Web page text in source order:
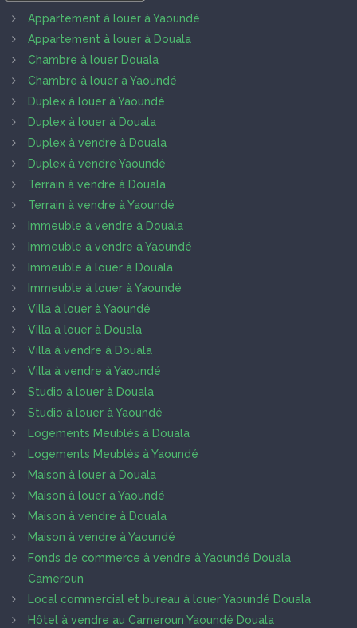
Appartement à louer à Yaoundé
Appartement à louer à Douala
Chambre à louer Douala
Chambre à louer à Yaoundé
Duplex à louer à Yaoundé
Duplex à louer à Douala
Duplex à vendre à Douala
Duplex à vendre Yaoundé
Terrain à vendre à Douala
Terrain à vendre à Yaoundé
Immeuble à vendre à Douala
Immeuble à vendre à Yaoundé
Immeuble à louer à Douala
Immeuble à louer à Yaoundé
Villa à louer à Yaoundé
Villa à louer à Douala
Villa à vendre à Douala
Villa à vendre à Yaoundé
Studio à louer à Douala
Studio à louer à Yaoundé
Logements Meublés à Douala
Logements Meublés à Yaoundé
Maison à louer à Douala
Maison à louer à Yaoundé
Maison à vendre à Douala
Maison à vendre à Yaoundé
Fonds de commerce à vendre à Yaoundé Douala
Cameroun
Local commercial et bureau à louer Yaoundé Douala
Hôtel à vendre au Cameroun Yaoundé Douala